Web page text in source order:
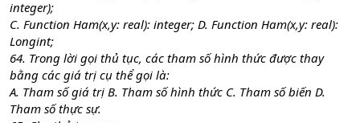
integer);
C. Function Ham(x,y: real): integer; D. Function Ham(x,y: real):
Longint;
64. Trong lời gọi thủ tục, các tham số hình thức được thay
bằng các giá trị cụ thể gọi là:
A. Tham số giá trị B. Tham số hình thức C. Tham số biến D.
Tham số thực sự.